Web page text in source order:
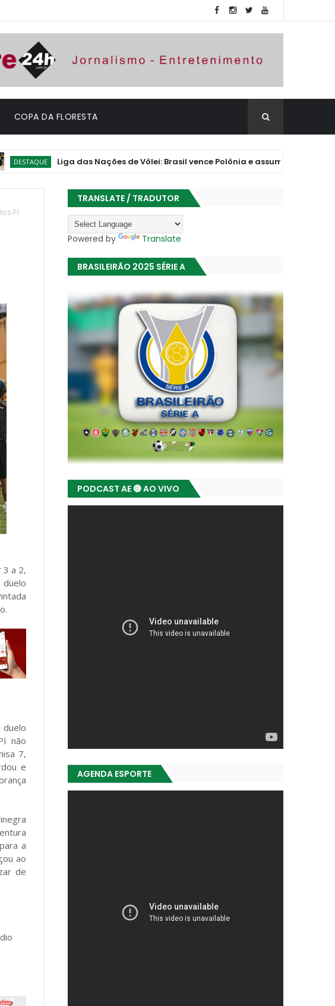
COPA DA FLORESTA
Liga das Nações de Vôlei: Brasil vence Polônia e assume vice-liderança
PI
3 a 2,
duelo
não
7,
e
a
ao
de
TRANSLATE / TRADUTOR
Powered by Translate
BRASILEIRÃO 2025 SÉRIE A
PODCAST AE 🔴 AO VIVO
AGENDA ESPORTE